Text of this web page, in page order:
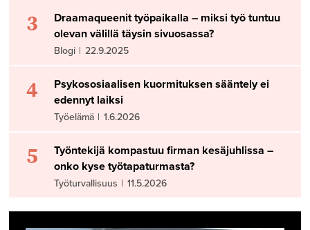
3
Draamaqueenit työpaikalla – miksi työ tuntuu
olevan välillä täysin sivuosassa?
Blogi | 22.9.2025
4
Psykososiaalisen kuormituksen sääntely ei
edennyt laiksi
Työelämä | 1.6.2026
5
Työntekijä kompastuu firman kesäjuhlissa –
onko kyse työtapaturmasta?
Työturvallisuus | 11.5.2026